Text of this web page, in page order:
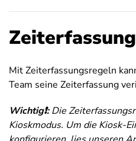
Mit Zeiterfassungsregeln
Team seine Zeiterfassung
Wichtig❗:Die
Kioskmodus. Um die Kiosk-